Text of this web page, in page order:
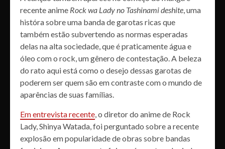
recente anime Rock wa Lady no Tashinami deshite, uma
históra sobre uma banda de garotas ricas que
também estão subvertendo as normas esperadas
delas na alta sociedade, que é praticamente água e
óleo com o rock, um gênero de contestação. A beleza
do rato aqui está como o desejo dessas garotas de
poderem ser quem são em contraste com o mundo de
aparências de suas famílias.
Em entrevista recente, o diretor do anime de Rock
Lady, Shinya Watada, foi perguntado sobre a recente
explosão em popularidade de obras sobre bandas